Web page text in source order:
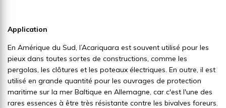
Application
En Amérique du Sud, l’Acariquara est souvent utilisé pour les
pieux dans toutes sortes de constructions, comme les
pergolas, les clôtures et les poteaux électriques. En outre, il est
utilisé en grande quantité pour les ouvrages de protection
maritime sur la mer Baltique en Allemagne, car c'est l'une des
rares essences à être très résistante contre les bivalves foreurs.